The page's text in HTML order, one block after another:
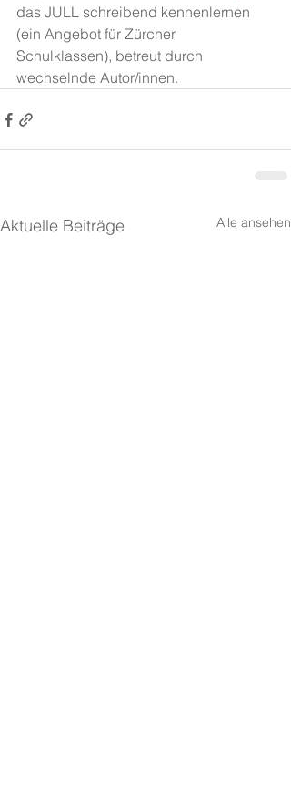
das JULL schreibend kennenlernen
(ein Angebot für Zürcher
Schulklassen), betreut durch
wechselnde Autor/innen.
Aktuelle Beiträge Alle ansehen